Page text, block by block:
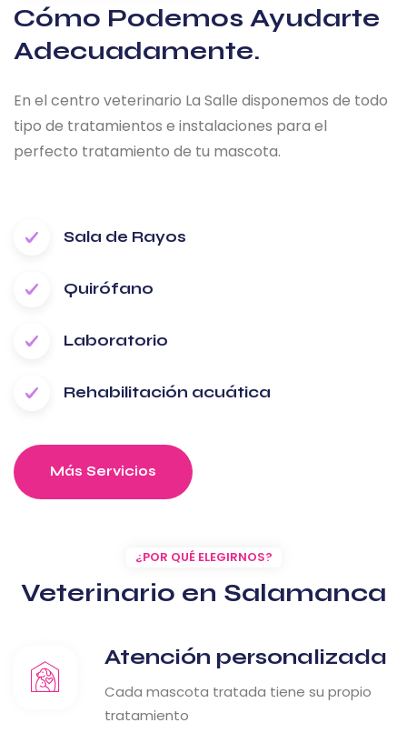
Cómo Podemos Ayudarte
Adecuadamente.
En el centro veterinario La Salle disponemos de todo
tipo de tratamientos e instalaciones para el
perfecto tratamiento de tu mascota.
Sala de Rayos
Quirófano
Laboratorio
Rehabilitación acuática
Más Servicios
¿POR QUÉ ELEGIRNOS?
Veterinario en Salamanca
Atención personalizada
Cada mascota tratada tiene su propio
tratamiento